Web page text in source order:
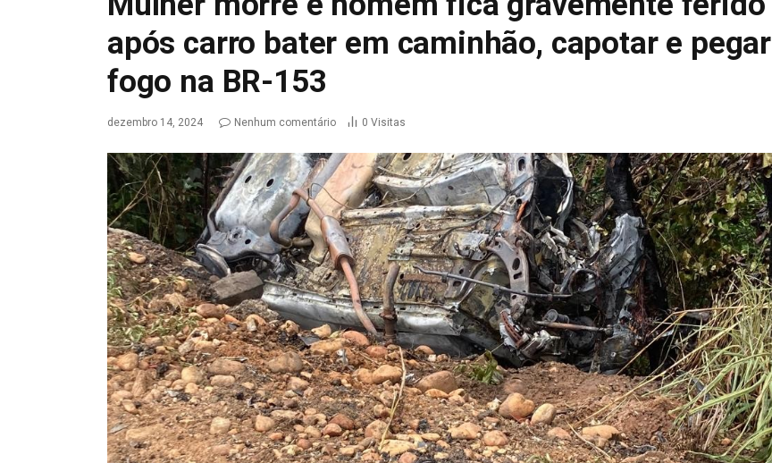
após carro bater em caminhão, capotar e pegar
fogo na BR-153
dezembro 14, 2024 Nenhum comentário 0 Visitas